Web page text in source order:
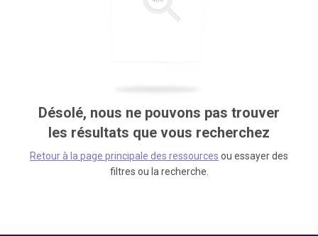
Désolé, nous ne pouvons pas trouver
les résultats que vous recherchez
Retour à la page principale des ressources ou essayer des
filtres ou la recherche.